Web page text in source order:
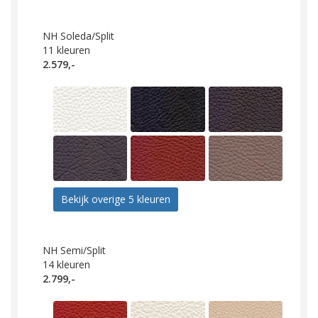
NH Soleda/Split
11 kleuren
2.579,-
Bekijk overige 5 kleuren
NH Semi/Split
14 kleuren
2.799,-